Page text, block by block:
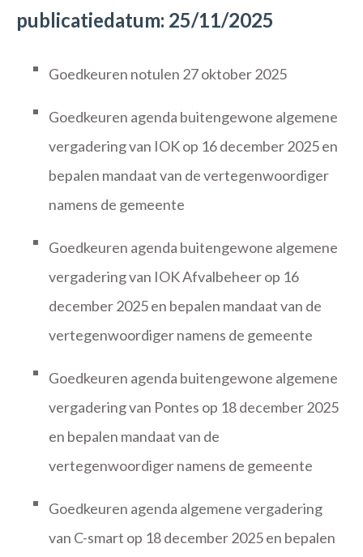
publicatiedatum: 25/11/2025
Goedkeuren notulen 27 oktober 2025
Goedkeuren agenda buitengewone algemene
vergadering van IOK op 16 december 2025 en
bepalen mandaat van de vertegenwoordiger
namens de gemeente
Goedkeuren agenda buitengewone algemene
vergadering van IOK Afvalbeheer op 16
december 2025 en bepalen mandaat van de
vertegenwoordiger namens de gemeente
Goedkeuren agenda buitengewone algemene
vergadering van Pontes op 18 december 2025
en bepalen mandaat van de
vertegenwoordiger namens de gemeente
Goedkeuren agenda algemene vergadering
van C-smart op 18 december 2025 en bepalen